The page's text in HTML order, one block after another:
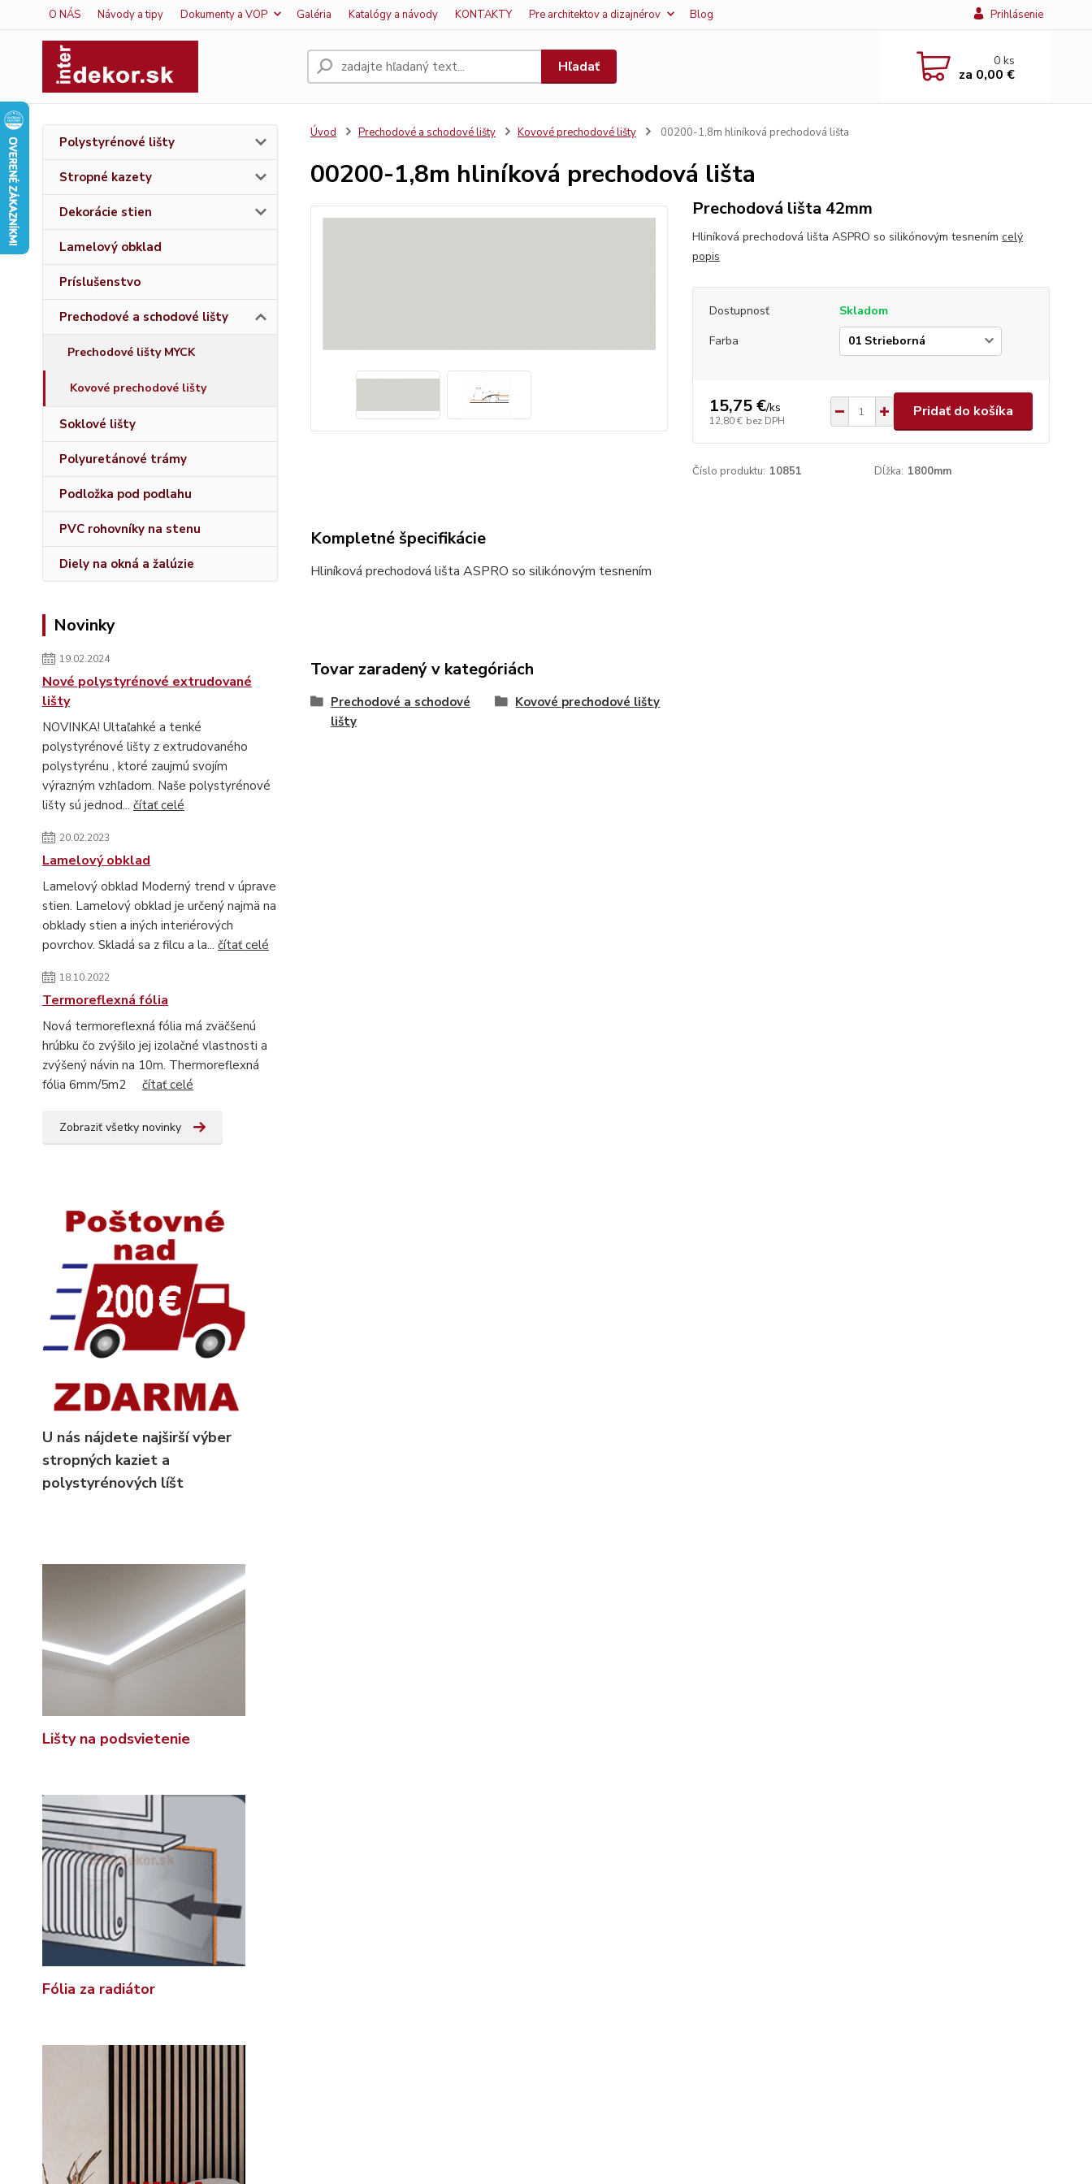
O NÁS Návody a tipy Dokumenty a VOP Galéria Katalógy a návody KONTAKTY Pre architektov a dizajnérov Blog Prihlásenie
Hľadať 0ks
za 0,00 €
Polystyrénové lišty
Stropné kazety
Dekorácie stien
Lamelový obklad
Príslušenstvo
Prechodové a schodové lišty
Prechodové lišty MYCK
Kovové prechodové lišty
Soklové lišty
Polyuretánové trámy
Podložka pod podlahu
PVC rohovníky na stenu
Diely na okná a žalúzie
Novinky
19.02.2024
Nové polystyrénové extrudované
lišty
NOVINKA! Ultaľahké a tenké
polystyrénové lišty z extrudovaného
polystyrénu , ktoré zaujmú svojím
výrazným vzhľadom. Naše polystyrénové
lišty sú jednod... čítať celé
20.02.2023
Lamelový obklad
Lamelový obklad Moderný trend v úprave
stien. Lamelový obklad je určený najmä na
obklady stien a iných interiérových
povrchov. Skladá sa z filcu a la... čítať celé
18.10.2022
Termoreflexná fólia
Nová termoreflexná fólia má zväčšenú
hrúbku čo zvýšilo jej izolačné vlastnosti a
zvýšený návin na 10m. Thermoreflexná
fólia 6mm/5m2 čítať celé
Zobraziť všetky novinky
U nás nájdete najširší výber
stropných kaziet a
polystyrénových líšt
Lišty na podsvietenie
Fólia za radiátor
Úvod Prechodové a schodové lišty Kovové prechodové lišty 00200-1,8m hliníková prechodová lišta
00200-1,8m hliníková prechodová lišta
Prechodová lišta 42mm
Hliníková prechodová lišta ASPRO so silikónovým tesnením celý
popis
Dostupnosť
Skladom
Farba
15,75 €/ks
12,80 € bez DPH
Pridať do košíka
Číslo produktu: 10851 Dĺžka: 1800mm
Kompletné špecifikácie
Hliníková prechodová lišta ASPRO so silikónovým tesnením
Tovar zaradený v kategóriách
Prechodové a schodové
lišty
Kovové prechodové lišty